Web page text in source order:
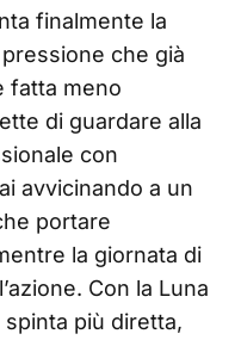
finalmente la
che già
fatta meno
di guardare alla
con
avvicinando a un
portare
la giornata di
Con la Luna
più diretta,